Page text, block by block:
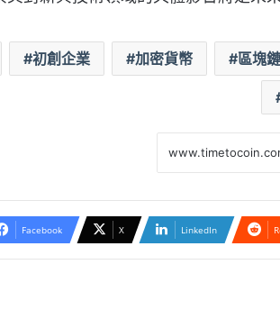
初創企業 加密貨幣 區塊鏈
Facebook X LinkedIn